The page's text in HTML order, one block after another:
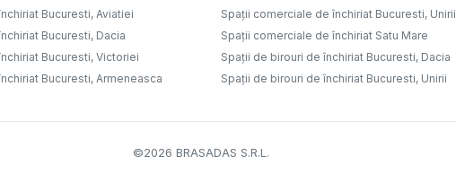
Bucuresti, Aviatiei
Bucuresti, Dacia
Bucuresti, Victoriei
Bucuresti, Armeneasca
Spații comerciale de închiriat Bucuresti, Unirii
Spații comerciale de închiriat Satu Mare
Spații de birouri de închiriat Bucuresti, Dacia
Spații de birouri de închiriat Bucuresti, Unirii
©2026 BRASADAS S.R.L.